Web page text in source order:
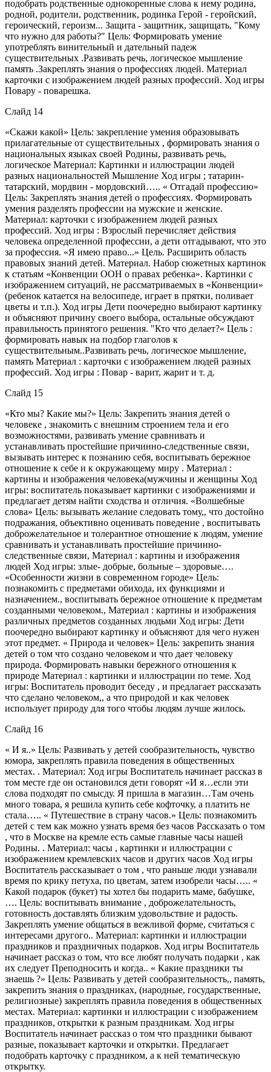
подобрать родственные однокоренные слова к нему родина,
родной, родители, родственник, родинка Герой - геройский,
героический, героизм... Защита - защитник, защищать, "Кому
что нужно для работы?" Цель: Формировать умение
употреблять винительный и дательный падеж
существительных .Развивать речь, логическое мышление
память .Закреплять знания о профессиях людей. Материал
карточки с изображением людей разных профессий. Ход игры
Повару - поварешка.
Слайд 14
«Скажи какой» Цель: закрепление умения образовывать
прилагательные от существительных , формировать знания о
национальных языках своей Родины, развивать речь,
логическое Материал: Картинки и иллюстрации людей
разных национальностей Мышление Ход игры ; татарин-
татарский, мордвин - мордовский….. « Отгадай профессию»
Цель: Закреплять знания детей о профессиях. Формировать
умения разделять профессии на мужские и женские.
Материал: карточки с изображением людей разных
профессий. Ход игры : Взрослый перечисляет действия
человека определенной профессии, а дети отгадывают, что это
за профессия. «Я имею право...» Цель. Расширить область
правовых знаний детей. Материал. Набор сюжетных картинок
к статьям «Конвенции ООН о правах ребенка». Картинки с
изображением ситуаций, не рассматриваемых в «Конвенции»
(ребенок катается на велосипеде, играет в прятки, поливает
цветы и т.п.). Ход игры Дети поочередно выбирают картинку
и объясняют причину своего выбора, остальные обсуждают
правильность принятого решения. "Кто что делает?« Цель :
формировать навык на подбор глаголов к
существительным..Развивать речь, логическое мышление,
память Материал : карточки с изображением людей разных
профессий. Ход игры : Повар - варит, жарит и т. д.
Слайд 15
«Кто мы? Какие мы?» Цель: Закрепить знания детей о
человеке , знакомить с внешним строением тела и его
возможностями, развивать умение сравнивать и
устанавливать простейшие причинно-следственные связи,
вызывать интерес к познанию себя, воспитывать бережное
отношение к себе и к окружающему миру . Материал :
картины и изображения человека(мужчины и женщины Ход
игры: воспитатель показывает картинки с изображениями и
предлагает детям найти сходства и отличия. «Волшебные
слова» Цель: вызывать желание следовать тому,, что достойно
подражания, объективно оценивать поведение , воспитывать
доброжелательное и толерантное отношение к людям, умение
сравнивать и устанавливать простейшие причинно-
следственные связи, Материал : картины и изображения
людей Ход игры: злые- добрые, больные – здоровые….
«Особенности жизни в современном городе» Цель:
познакомить с предметами обихода, их функциями и
назначением., воспитывать бережное отношение к предметам
созданными человеком., Материал : картины и изображения
различных предметов созданных людьми Ход игры: Дети
поочередно выбирают картинку и объясняют для чего нужен
этот предмет. « Природа и человек» Цель: закрепить знания
детей о том что создано человеком и что дает человеку
природа. Формировать навыки бережного отношения к
природе Материал : картинки и иллюстрации по теме. Ход
игры: Воспитатель проводит беседу , и предлагает рассказать
что сделано человеком,, а что природой и как человек
использует природу для того чтобы людям лучше жилось.
Слайд 16
« И я..» Цель: Развивать у детей сообразительность, чувство
юмора, закреплять правила поведения в общественных
местах. . Материал: Ход игры Воспитатель начинает рассказ в
том месте где он остановился дети говорят «И я…если эти
слова подходят по смысду. Я пришла в магазин…Там очень
много товара, я решила купить себе кофточку, а платить не
стала….. « Путешествие в страну часов.» Цель: познакомить
детей с тем как можно узнать время без часов Рассказать о том
, что в Москве на кремле есть самые главные часы нашей
Родины. . Материал: часы , картинки и иллюстрации с
изображением кремлевских часов и других часов Ход игры
Воспитатель рассказывает о том , что раньше люди узнавали
время по крику петуха, по цветам, затем изобрели часы….. «
Какой подарок (букет) ты хотел бы подарить маме, бабушке,
…. Цель: воспитывать внимание , доброжелательность,
готовность доставлять близким удовольствие и радость.
Закреплять умение общаться в вежливой форме, считаться с
интересами другого.. Материал: картинки и иллюстрации
праздников и праздничных подарков. Ход игры Воспитатель
начинает рассказ о том, что все любят получать подарки , как
их следует Преподносить и когда.. « Какие праздники ты
знаешь ?» Цель: Развивать у детей сообразительность,, память,
закрепить знания о праздниках, (народные, государственные,
религиозные) закреплять правила поведения в общественных
местах. Материал: картинки и иллюстрации с изображением
праздников, открытки к разным праздникам. Ход игры
Воспитатель начинает рассказ о том что праздники бывают
разные, показывает карточки и открытки. Предлагает
подобрать карточку с праздником, а к ней тематическую
открытку.